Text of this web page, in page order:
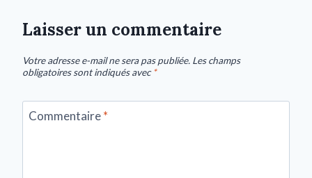
Laisser un commentaire
Votre adresse e-mail ne sera pas publiée. Les champs
obligatoires sont indiqués avec*
Commentaire*